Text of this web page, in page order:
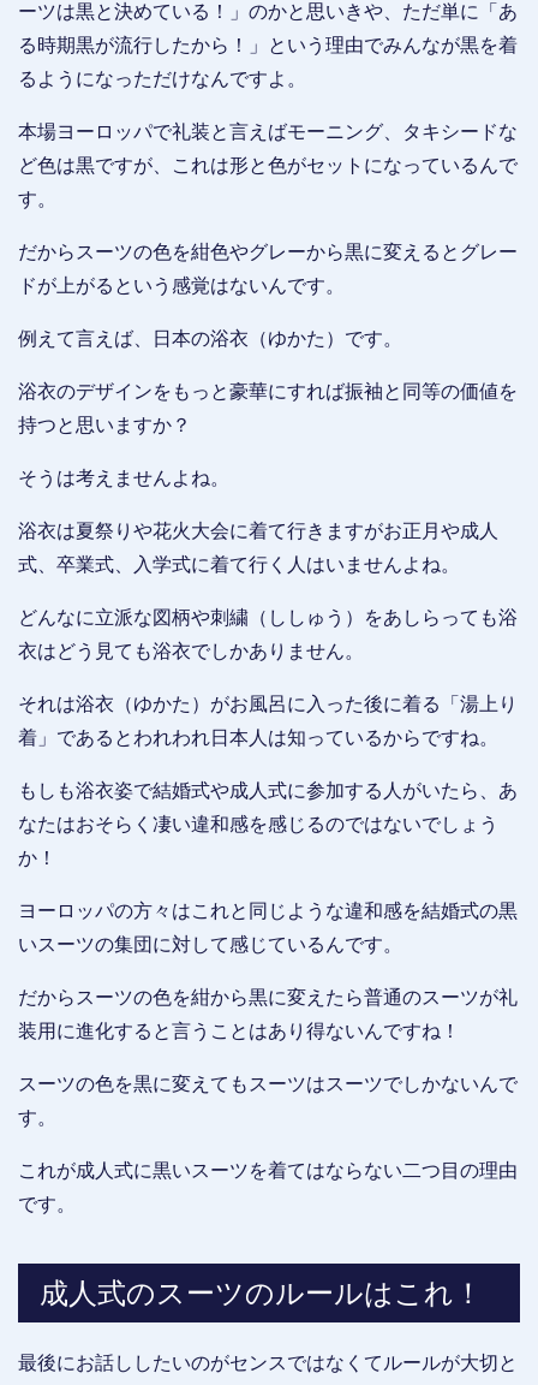
ーツは黒と決めている！」のかと思いきや、ただ単に「あ
る時期黒が流行したから！」という理由でみんなが黒を着
るようになっただけなんですよ。
本場ヨーロッパで礼装と言えばモーニング、タキシードな
ど色は黒ですが、これは形と色がセットになっているんで
す。
だからスーツの色を紺色やグレーから黒に変えるとグレー
ドが上がるという感覚はないんです。
例えて言えば、日本の浴衣（ゆかた）です。
浴衣のデザインをもっと豪華にすれば振袖と同等の価値を
持つと思いますか？
そうは考えませんよね。
浴衣は夏祭りや花火大会に着て行きますがお正月や成人
式、卒業式、入学式に着て行く人はいませんよね。
どんなに立派な図柄や刺繍（ししゅう）をあしらっても浴
衣はどう見ても浴衣でしかありません。
それは浴衣（ゆかた）がお風呂に入った後に着る「湯上り
着」であるとわれわれ日本人は知っているからですね。
もしも浴衣姿で結婚式や成人式に参加する人がいたら、あ
なたはおそらく凄い違和感を感じるのではないでしょう
か！
ヨーロッパの方々はこれと同じような違和感を結婚式の黒
いスーツの集団に対して感じているんです。
だからスーツの色を紺から黒に変えたら普通のスーツが礼
装用に進化すると言うことはあり得ないんですね！
スーツの色を黒に変えてもスーツはスーツでしかないんで
す。
これが成人式に黒いスーツを着てはならない二つ目の理由
です。
成人式のスーツのルールはこれ！
最後にお話ししたいのがセンスではなくてルールが大切と